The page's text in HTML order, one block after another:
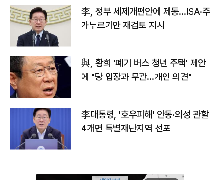
李, 정부 세제개편안에 제동…ISA·주
가누르기안 재검토 지시
與, 황희 '폐기 버스 청년 주택' 제안
에 "당 입장과 무관…개인 의견"
李대통령, '호우피해' 안동·의성 관할
4개면 특별재난지역 선포